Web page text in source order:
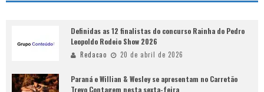
Definidas as 12 finalistas do concurso Rainha do Pedro
Leopoldo Rodeio Show 2026
Redacao 20 de abril de 2026
Paraná e Willian & Wesley se apresentam no Carretão
Trevo Contagem nesta sexta-feira